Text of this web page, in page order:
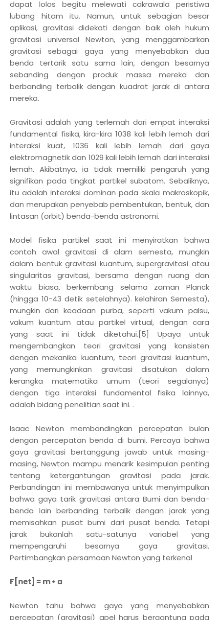
dapat lolos begitu melewati cakrawala peristiwa
lubang hitam itu. Namun, untuk sebagian besar
aplikasi, gravitasi didekati dengan baik oleh hukum
gravitasi universal Newton, yang menggambarkan
gravitasi sebagai gaya yang menyebabkan dua
benda tertarik satu sama lain, dengan besarnya
sebanding dengan produk massa mereka dan
berbanding terbalik dengan kuadrat jarak di antara
mereka.
Gravitasi adalah yang terlemah dari empat interaksi
fundamental fisika, kira-kira 1038 kali lebih lemah dari
interaksi kuat, 1036 kali lebih lemah dari gaya
elektromagnetik dan 1029 kali lebih lemah dari interaksi
lemah. Akibatnya, ia tidak memiliki pengaruh yang
signifikan pada tingkat partikel subatom. Sebaliknya,
itu adalah interaksi dominan pada skala makroskopik,
dan merupakan penyebab pembentukan, bentuk, dan
lintasan (orbit) benda-benda astronomi.
Model fisika partikel saat ini menyiratkan bahwa
contoh awal gravitasi di alam semesta, mungkin
dalam bentuk gravitasi kuantum, supergravitasi atau
singularitas gravitasi, bersama dengan ruang dan
waktu biasa, berkembang selama zaman Planck
(hingga 10-43 detik setelahnya). kelahiran Semesta),
mungkin dari keadaan purba, seperti vakum palsu,
vakum kuantum atau partikel virtual, dengan cara
yang saat ini tidak diketahui.[5] Upaya untuk
mengembangkan teori gravitasi yang konsisten
dengan mekanika kuantum, teori gravitasi kuantum,
yang memungkinkan gravitasi disatukan dalam
kerangka matematika umum (teori segalanya)
dengan tiga interaksi fundamental fisika lainnya,
adalah bidang penelitian saat ini. .
Isaac Newton membandingkan percepatan bulan
dengan percepatan benda di bumi. Percaya bahwa
gaya gravitasi bertanggung jawab untuk masing-
masing, Newton mampu menarik kesimpulan penting
tentang ketergantungan gravitasi pada jarak.
Perbandingan ini membawanya untuk menyimpulkan
bahwa gaya tarik gravitasi antara Bumi dan benda-
benda lain berbanding terbalik dengan jarak yang
memisahkan pusat bumi dari pusat benda. Tetapi
jarak bukanlah satu-satunya variabel yang
mempengaruhi besarnya gaya gravitasi.
Pertimbangkan persamaan Newton yang terkenal
F[net] = m • a
Newton tahu bahwa gaya yang menyebabkan
percepatan (gravitasi) apel harus bergantung pada